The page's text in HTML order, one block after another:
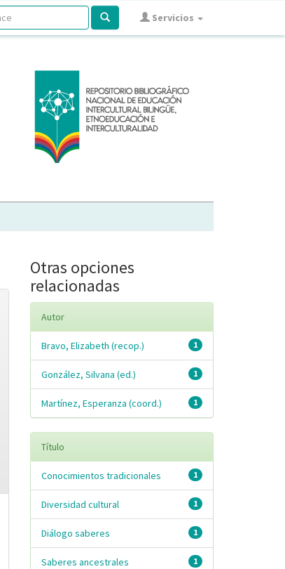
Servicios
Otras opciones
relacionadas
Autor
1
Bravo, Elizabeth (recop.)
1
González, Silvana (ed.)
1
Martínez, Esperanza (coord.)
Título
1
Conocimientos tradicionales
1
Diversidad cultural
1
Diálogo saberes
1
Saberes ancestrales